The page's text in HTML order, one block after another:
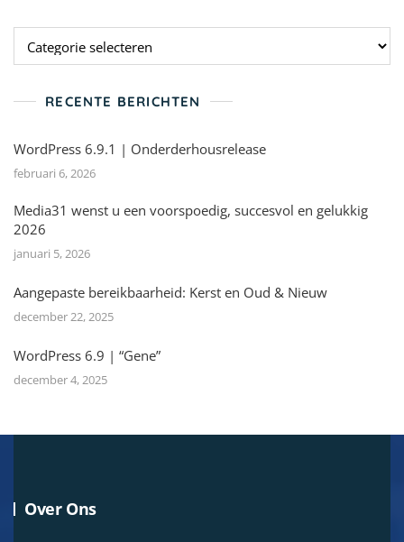
RECENTE BERICHTEN
WordPress 6.9.1 | Onderderhousrelease
februari 6, 2026
Media31 wenst u een voorspoedig, succesvol en gelukkig
2026
januari 5, 2026
Aangepaste bereikbaarheid: Kerst en Oud & Nieuw
december 22, 2025
WordPress 6.9 | “Gene”
december 4, 2025
Over Ons